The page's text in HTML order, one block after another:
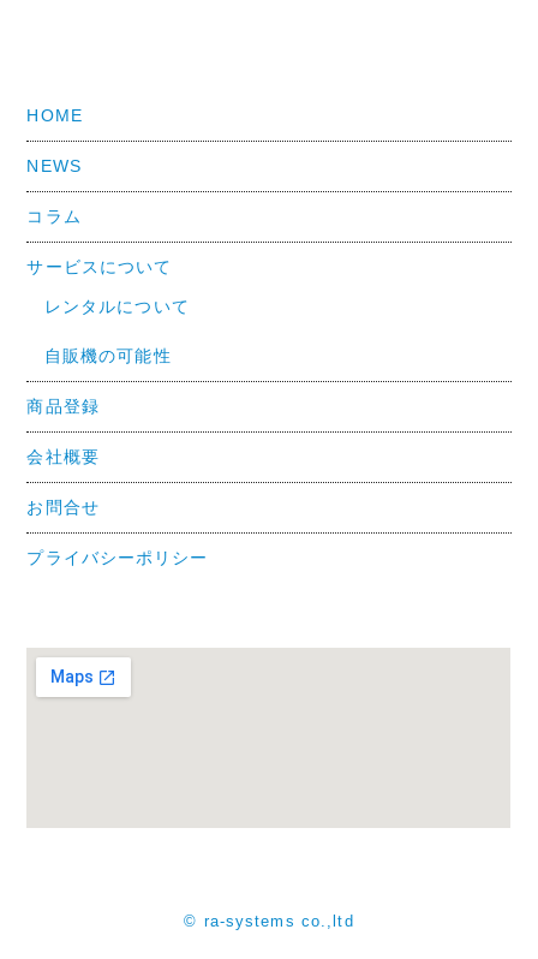
HOME
NEWS
コラム
サービスについて
レンタルについて
自販機の可能性
商品登録
会社概要
お問合せ
プライバシーポリシー
© ra-systems co.,ltd